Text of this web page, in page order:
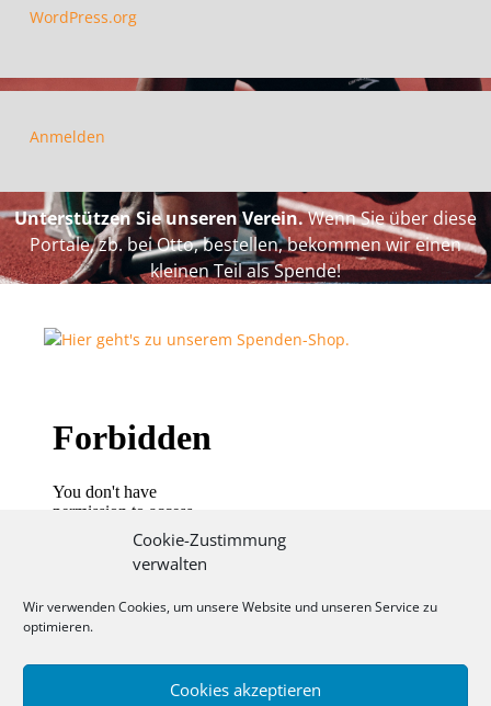
Cookie-Zustimmung
verwalten
Wir verwenden Cookies, um unsere Website und unseren Service zu
optimieren.
Cookies akzeptieren
WordPress.org
Anmelden
Unterstützen Sie unseren Verein.Wenn Sie über diese
Portale, zb. bei Otto, bestellen, bekommen wir einen
kleinen Teil als Spende!